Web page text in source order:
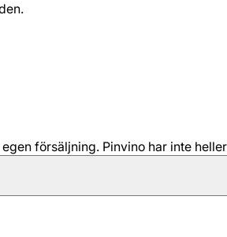
försäljning. Pinvino har inte